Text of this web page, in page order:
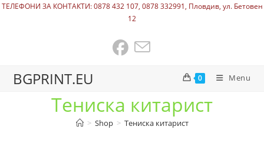
ТЕЛЕФОНИ ЗА КОНТАКТИ: 0878 432 107, 0878 332991, Пловдив, ул. Бетовен
12
BGPRINT.EU 0 Menu
Тениска китарист
> Shop > Тениска китарист